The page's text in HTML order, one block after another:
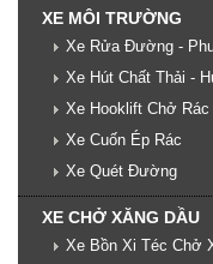
XE MÔI TRƯỜNG
Xe Rửa Đường -
Xe Hút Chất Thải -
Xe Hooklift Chở
Xe Cuốn Ép Rác
Xe Quét Đường
XE CHỞ XĂNG DẦU
Xe Bồn Xi Téc Chở